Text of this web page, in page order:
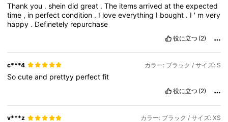
Thankyou .sheindidgreat .The itemsarrivedattheexpected
time , in perfectcondition . I loveeverything I bought . I ' mvery
happy . Definetely repurchase
役に立つ (2)
c***4 カラー: ブラック / サイズ: S
Socuteand prettyy perfectfit
役に立つ (2)
v***z カラー: ブラック / サイズ: XS